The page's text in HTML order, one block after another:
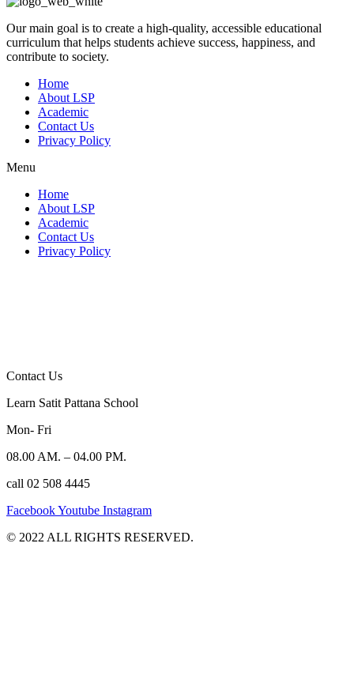
Our main goal is to create a high-quality, accessible educational
curriculum that helps students achieve success, happiness, and
contribute to society.
Home
About LSP
Academic
Contact Us
Privacy Policy
Menu
Home
About LSP
Academic
Contact Us
Privacy Policy
Contact Us
Learn Satit Pattana School
Mon- Fri
08.00 AM. – 04.00 PM.
call 02 508 4445
FacebookYoutube Instagram
©️ 2022 ALL RIGHTS RESERVED.